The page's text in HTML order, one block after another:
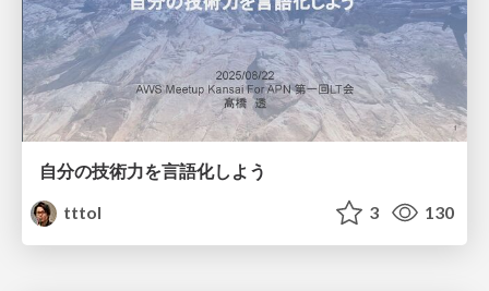
自分の技術力を言語化しよう
tttol
3 130